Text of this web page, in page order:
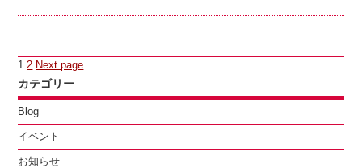
投
稿
の
ペ
ー
ジ
送
Page
1 Page
2 Next page
カテゴリー
Blog
イベント
お知らせ